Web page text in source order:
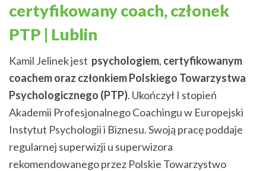
certyfikowany coach, członek
PTP | Lublin
Kamil Jelinek jest psychologiem, certyfikowanym
coachem oraz członkiem Polskiego Towarzystwa
Psychologicznego (PTP). Ukończył I stopień
Akademii Profesjonalnego Coachingu w Europejski
Instytut Psychologii i Biznesu. Swoją pracę poddaje
regularnej superwizji u superwizora
rekomendowanego przez Polskie Towarzystwo